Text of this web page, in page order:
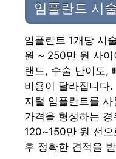
임플란트 시
임플란트 1개당 시
원 ~ 250만 원 사이
랜드, 수술 난이도,
비용이 달라집니다
지털 임플란트를
가격을 형성하는
120~150만 원 선
후 정확한 견적을